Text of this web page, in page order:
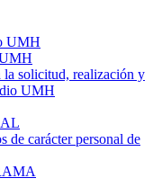
UMH
la solicitud, realización y
UMH
de carácter personal de